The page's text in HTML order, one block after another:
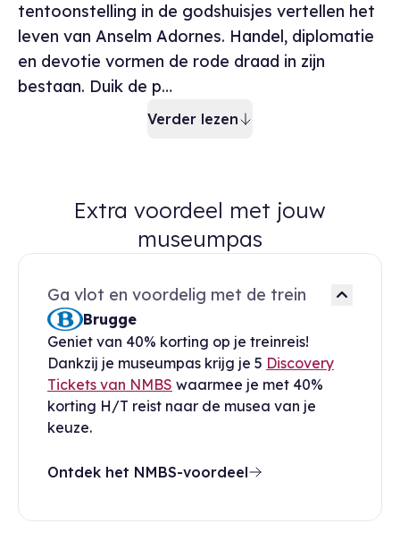
tentoonstelling in de godshuisjes vertellen het
leven van Anselm Adornes. Handel, diplomatie
en devotie vormen de rode draad in zijn
bestaan. Duik de p…
Verder lezen
Extra voordeel met jouw
museumpas
Ga vlot en voordelig met de trein
Brugge
Geniet van 40% korting op je treinreis!
Dankzij je museumpas krijg je 5 Discovery
Tickets van NMBS waarmee je met 40%
korting H/T reist naar de musea van je
keuze.
Ontdek het NMBS-voordeel